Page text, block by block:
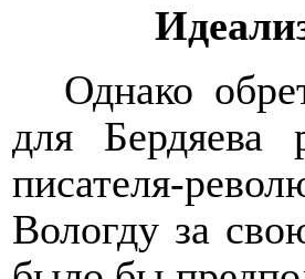
Однако
для Бердяева
писателя-
Вологду за